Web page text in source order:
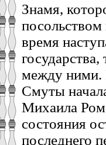
Знамя,
время
между ними.
Смуты
Михаила
состояния
последнего